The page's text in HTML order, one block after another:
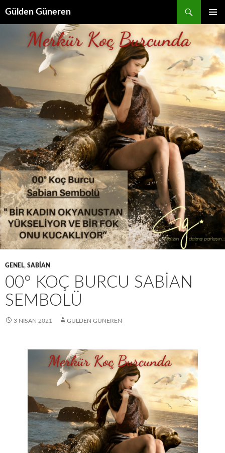
Gülden Güneren
MENÜ
GENEL, SABIAN
00° KOÇ BURCU SABIAN
SEMBOLÜ
3 NISAN 2021 GÜLDEN GÜNEREN